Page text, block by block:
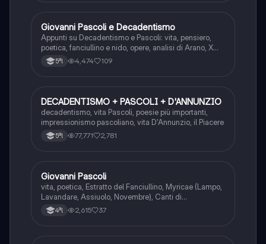
Italiano
Giovanni Pascoli e Decadentismo
Appunti su Decadentismo e Pascoli: vita, pensiero,
poetica, fanciullino e nido, opere, analisi di Arano, X
agosto e Il gelsomino notturno
5ªl 4,474 109
Italiano
DECADENTISMO + PASCOLI + D'ANNUNZIO
decadentismo, vita Pascoli, poesie più importanti,
impressionismo pascoliano, vita D'Annunzio, il Piacere
5ªl 77,771 2,781
Italiano
Giovanni Pascoli
vita, poetica, Estratto del Fanciullino, Myricae (Lampo,
Lavandare, Assiuolo, Novembre), Canti di
Castelvecchio (Gelsomino notturno), La grande
proletaria si è mossa
4ªl 2,615 37